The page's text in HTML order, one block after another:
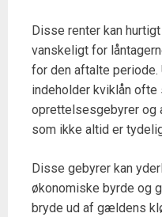
Disse renter kan
vanskeligt for
for den aftalte periode.
indeholder kviklån
oprettelsesgebyrer og
som ikke altid er
Disse gebyrer kan
økonomiske byrde og
bryde ud af gældens